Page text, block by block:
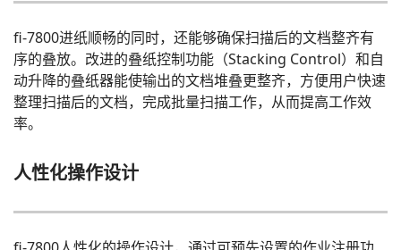
fi-7800进纸顺畅的同时，还能够确保扫描后的文档整齐有
序的叠放。改进的叠纸控制功能（Stacking Control）和自
动升降的叠纸器能使输出的文档堆叠更整齐，方便用户快速
整理扫描后的文档，完成批量扫描工作，从而提高工作效
率。
人性化操作设计